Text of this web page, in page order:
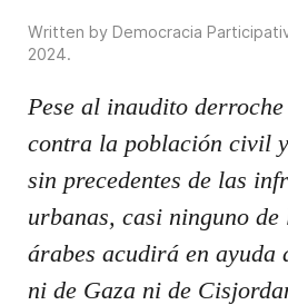
Written by Democracia
2024.
Pese al inaudito
contra la población civil
sin precedentes de las
urbanas, casi ninguno de
árabes acudirá en ayuda
ni de Gaza ni de